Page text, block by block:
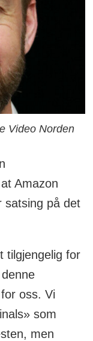
I
Nordiske
men
tilbydere
og i
har
utover
vente
Video Norden
Amazon
satsing på det
tilgjengelig for
oss. Vi
som
men